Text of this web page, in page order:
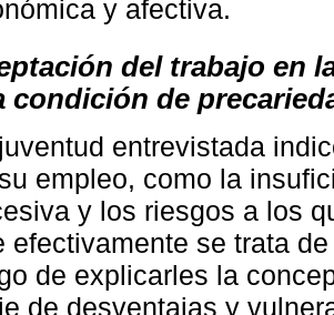
y afectiva.
del trabajo en
condición de
entrevistada
empleo, como la
y los riesgos a los
efectivamente se trata
de explicarles la
de desventajas y